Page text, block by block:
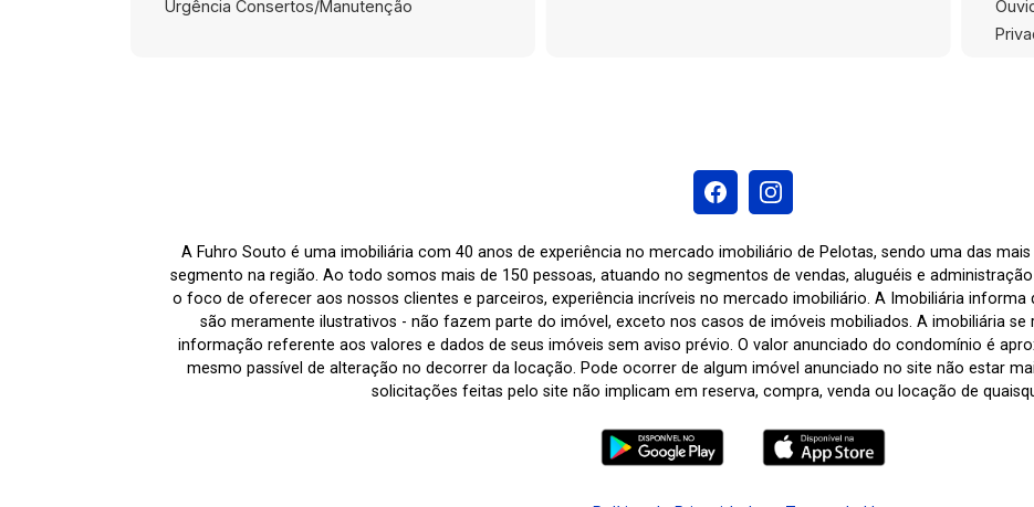
Urgência Consertos/Manutenção
A Fuhro Souto é uma imobiliária com 40 anos de experiência no mercado imobiliário de Pelotas, sendo uma das
segmento na região. Ao todo somos mais de 150 pessoas, atuando no segmentos de vendas, aluguéis e
o foco de oferecer aos nossos clientes e parceiros, experiência incríveis no mercado imobiliário. A Imobiliária informa
são meramente ilustrativos - não fazem parte do imóvel, exceto nos casos de imóveis mobiliados. A imobiliária se
informação referente aos valores e dados de seus imóveis sem aviso prévio. O valor anunciado do condomínio é
mesmo passível de alteração no decorrer da locação. Pode ocorrer de algum imóvel anunciado no site não estar
solicitações feitas pelo site não implicam em reserva, compra, venda ou locação de